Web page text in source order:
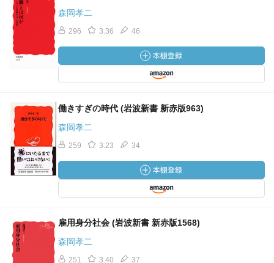
森岡孝二
296 3.36 46
働きすぎの時代 (岩波新書 新赤版963)
森岡孝二
259 3.23 34
雇用身分社会 (岩波新書 新赤版1568)
森岡孝二
251 3.40 37